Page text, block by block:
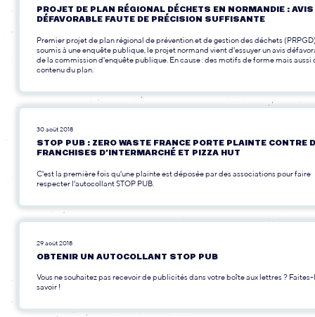
PROJET DE PLAN RÉGIONAL DÉCHETS EN NORMANDIE : AVIS
DÉFAVORABLE FAUTE DE PRÉCISION SUFFISANTE
Premier projet de plan régional de prévention et de gestion des déchets
soumis à une enquête publique, le projet normand vient d'essuyer un avis
de la commission d'enquête publique. En cause : des motifs de forme mais aussi
contenu du plan.
30 août 2018
STOP PUB : ZERO WASTE FRANCE PORTE PLAINTE CONTRE
FRANCHISES D’INTERMARCHÉ ET PIZZA HUT
C'est la première fois qu'une plainte est déposée par des associations pour faire
respecter l'autocollant STOP PUB.
29 août 2018
OBTENIR UN AUTOCOLLANT STOP PUB
Vous ne souhaitez pas recevoir de publicités dans votre boîte aux lettres ?
savoir !